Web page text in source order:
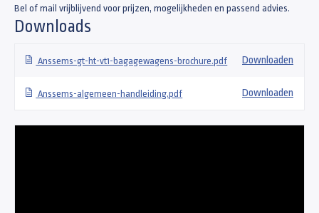
Bel of mail vrijblijvend voor prijzen, mogelijkheden en passend advies.
Downloads
Anssems-gt-ht-vt1-bagagewagens-brochure.pdf Downloaden
Anssems-algemeen-handleiding.pdf Downloaden